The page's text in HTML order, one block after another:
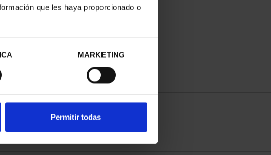
que les haya proporcionado o
MARKETING
Permitir todas